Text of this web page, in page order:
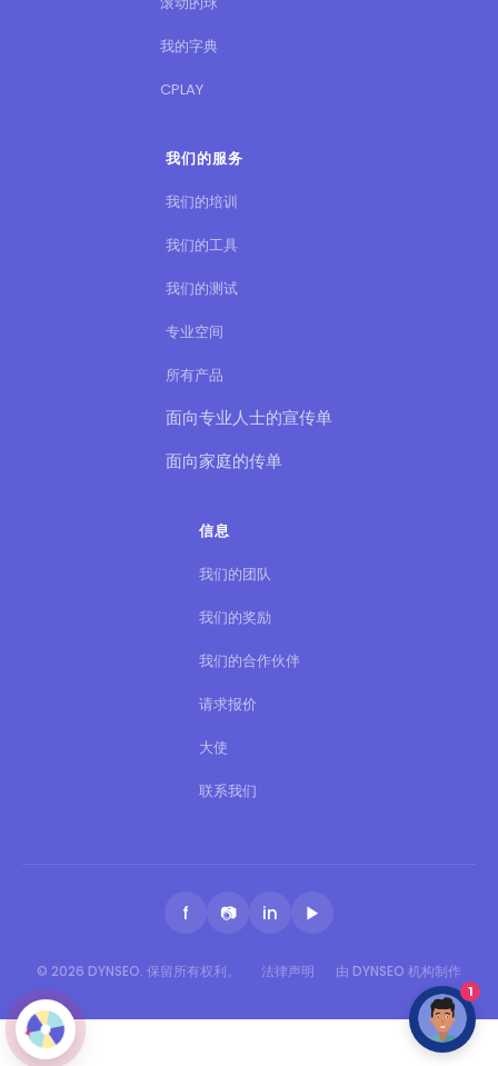
我的字典
CPLAY
我们的服务
我们的培训
我们的工具
我们的测试
专业空间
所有产品
面向专业人士的宣传单
面向家庭的传单
信息
我们的团队
我们的奖励
我们的合作伙伴
请求报价
大使
联系我们
f 📷 in ▶
© 2026 DYNSEO. 保留所有权利。 法律声明 由 DYNSEO 机构制作
1